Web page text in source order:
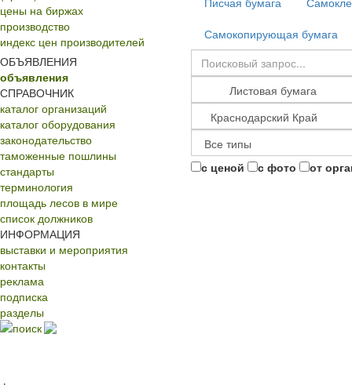
цены на биржах
производство
индекс цен производителей
ОБЪЯВЛЕНИЯ
объявления
СПРАВОЧНИК
каталог организаций
каталог оборудования
законодательство
таможенные пошлины
стандарты
терминология
площадь лесов в мире
список должников
ИНФОРМАЦИЯ
выставки и мероприятия
контакты
реклама
подписка
разделы
поиск
Самокопирующая бумага
с ценой с фото от